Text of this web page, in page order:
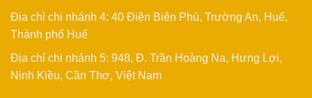
Địa chỉ chi nhánh 4: 40 Điện Biên Phủ, Trường An, Huế,
Thành phố Huế
Địa chỉ chi nhánh 5: 948, Đ. Trần Hoàng Na, Hưng Lợi,
Ninh Kiều, Cần Thơ, Việt Nam